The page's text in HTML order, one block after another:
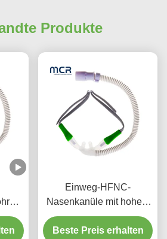
Produkte
Einweg-HFNC-
Nasenkanüle mit hohem
Durchfluss für
Erwachsene und Kinder
Beste Preis erhalten